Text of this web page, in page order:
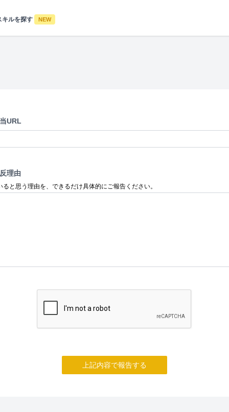
キルを探す NEW
URL
理由
ると思う理由を、できるだけ具体的にご報告ください。
上記内容で報告する